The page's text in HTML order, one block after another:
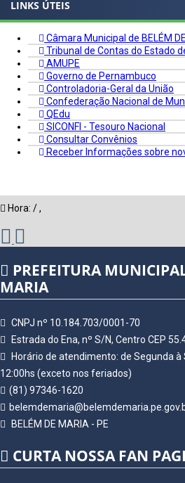
LINKS ÚTEIS
Câmara Municipal de BELÉM
Tribunal de Contas do Estado
AMUPE
Governo de Pernambuco
Controladoria-Geral da União
Confederação Nacional de
QEdu
SICONFI - Tesouro Nacional
Consultar Convênios
Receber Informações sobre
Hora: /,
PREFEITURA
MARIA
CNPJ nº 10.184.703/0001-70
Estrada do Ena, nº S/N, Centro CEP
Horário de atendimento: de Segunda
12:00hs (exceto nos feriados)
(81) 97346-1620
BELÉM DE MARIA - PE
CURTA NOSSA FAN